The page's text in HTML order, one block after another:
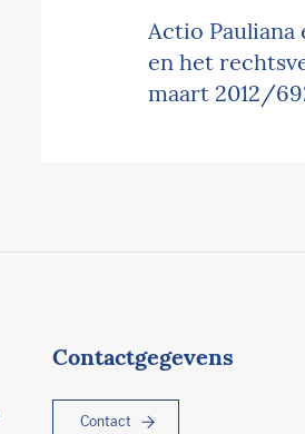
Actio Pauliana
en het
maart 2012/
Contactgegevens
Contact